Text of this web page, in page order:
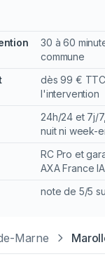
30 à 60
commune
dès 99 €
l'intervention
24h/24 et 7j/
nuit ni week-
RC Pro et
AXA France
note de 5/5
Marne